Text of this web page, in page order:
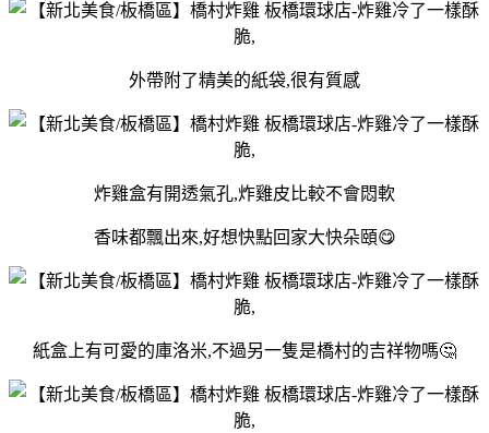
外帶附了精美的紙袋,很有質感
炸雞盒有開透氣孔,炸雞皮比較不會悶軟
香味都飄出來,好想快點回家大快朵頤😋
紙盒上有可愛的庫洛米,不過另一隻是橋村的吉祥物嗎🤔